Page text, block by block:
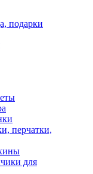
подарки
перчатки,
для